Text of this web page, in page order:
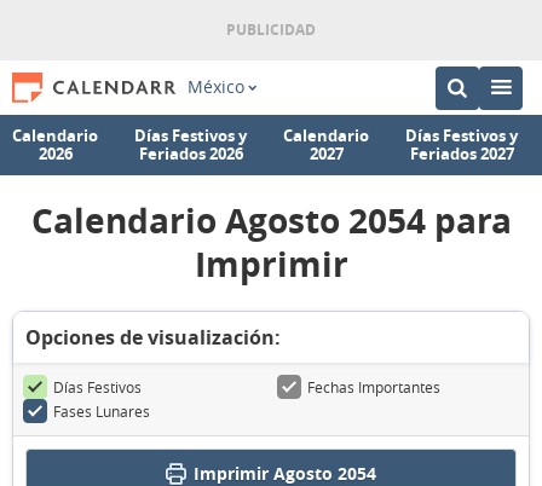
México
Calendario
2026
Días Festivos y
Feriados 2026
Calendario
2027
Días Festivos y
Feriados 2027
Calendario Agosto 2054 para
Imprimir
Opciones de visualización:
Días Festivos
Fechas Importantes
Fases Lunares
Imprimir Agosto 2054